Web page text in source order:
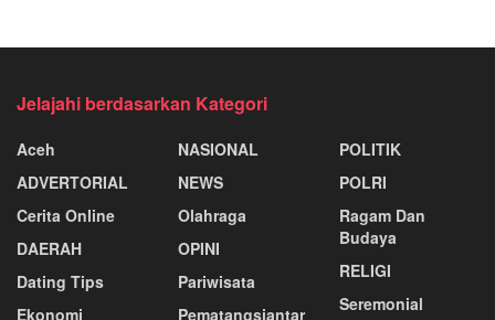
Jelajahi berdasarkan Kategori
Aceh
ADVERTORIAL
Cerita Online
DAERAH
Dating Tips
Ekonomj
NASIONAL
NEWS
Olahraga
OPINI
Pariwisata
Pematangsiantar
POLITIK
POLRI
Ragam Dan
Budaya
RELIGI
Seremonial